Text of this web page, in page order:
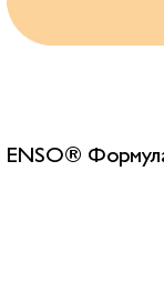
ENSO®